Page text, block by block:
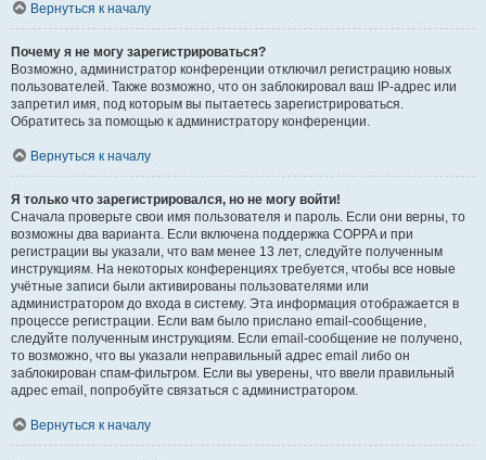
Вернуться к началу
Почему я не могу зарегистрироваться?
Возможно, администратор конференции отключил регистрацию новых
пользователей. Также возможно, что он заблокировал ваш IP-адрес или
запретил имя, под которым вы пытаетесь зарегистрироваться.
Обратитесь за помощью к администратору конференции.
Вернуться к началу
Я только что зарегистрировался, но не могу войти!
Сначала проверьте свои имя пользователя и пароль. Если они верны, то
возможны два варианта. Если включена поддержка COPPA и при
регистрации вы указали, что вам менее 13 лет, следуйте полученным
инструкциям. На некоторых конференциях требуется, чтобы все новые
учётные записи были активированы пользователями или
администратором до входа в систему. Эта информация отображается в
процессе регистрации. Если вам было прислано email-сообщение,
следуйте полученным инструкциям. Если email-сообщение не получено,
то возможно, что вы указали неправильный адрес email либо он
заблокирован спам-фильтром. Если вы уверены, что ввели правильный
адрес email, попробуйте связаться с администратором.
Вернуться к началу